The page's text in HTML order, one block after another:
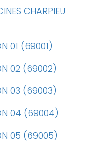
CHARPIEU
01 (69001)
02 (69002)
03 (69003)
04 (69004)
05 (69005)